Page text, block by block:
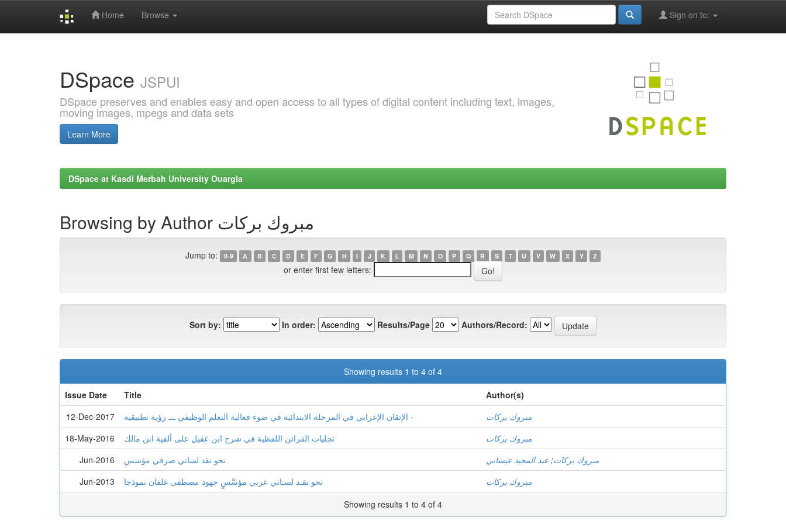
Home Browse Sign on to:
DSpace JSPUI
DSpace preserves and enables easy and open access to all types of digital content including text, images,
moving images, mpegs and data sets
Learn More
DSpace at Kasdi Merbah University Ouargla
Browsing by Author مبروك بركات
Jump to: 0-9 A B C D E F G H I J K L M N O P Q R S T U V W X Y Z
or enter first few letters:
Sort by: In order: Results/Page Authors/Record:
Showing results 1 to 4 of 4
Issue Date
Title
Author(s)
12-Dec-2017
الإتقان الإعرابي في المرحلة الابتدائية في ضوء فعالية التعلم الوظيفي ـــ رؤية تطبيقية -
مبروك بركات
18-May-2016
تجليات القرائن اللفظية في شرح ابن عقيل على ألفية ابن مالك
مبروك بركات
Jun-2016
نحو نقد لساني صرفي مؤسس مبروك بركات; عبد المجيد عيساني
Jun-2013
نحو نقـد لسـاني عربي مؤسَّسٍ جهود مصطفى غلفان نموذجا
مبروك بركات
Showing results 1 to 4 of 4